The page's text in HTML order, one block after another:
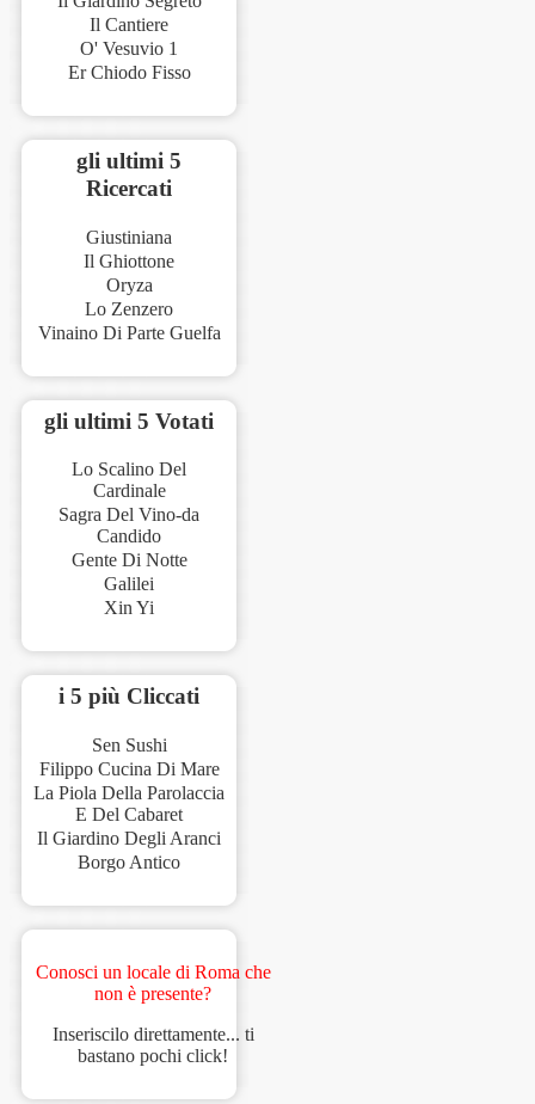
Il Cantiere
O' Vesuvio 1
Er Chiodo Fisso
gli ultimi 5
Ricercati
Giustiniana
Il Ghiottone
Oryza
Lo Zenzero
Vinaino Di Parte Guelfa
gli ultimi 5 Votati
Lo Scalino Del
Cardinale
Sagra Del Vino-da
Candido
Gente Di Notte
Galilei
Xin Yi
i 5 più Cliccati
Sen Sushi
Filippo Cucina Di Mare
La Piola Della Parolaccia
E Del Cabaret
Il Giardino Degli Aranci
Borgo Antico
Conosci un locale di Roma che
non è presente?
Inseriscilo direttamente... ti
bastano pochi click!